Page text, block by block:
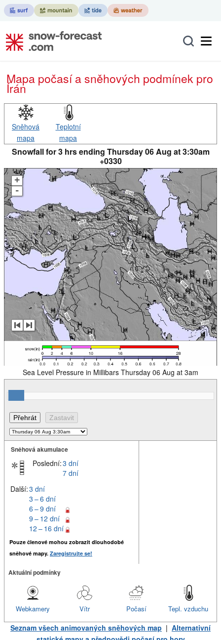
Mapa počasí a sněhových podmínek pro
Írán
Sněhová
mapa
Teplotní
mapa
Snowfall for 3 hrs ending Thursday 06 Aug at 3:30am
+0330
+
-
Sea Level Pressure in Millibars Thursday 06 Aug at 3am
Sněhová akumulace
Poslední:3 dní
7 dní
Další:3 dní
3 – 6 dní
6 – 9 dní
9 – 12 dní
12 – 16 dní
Pouze členové mohou zobrazit dlouhodobé
sněhové mapy. Zaregistrujte se!
Aktuální podmínky
Tepl. vzduchu
Počasí
Vítr
Webkamery
Seznam všech animovaných sněhových map | Alternativní